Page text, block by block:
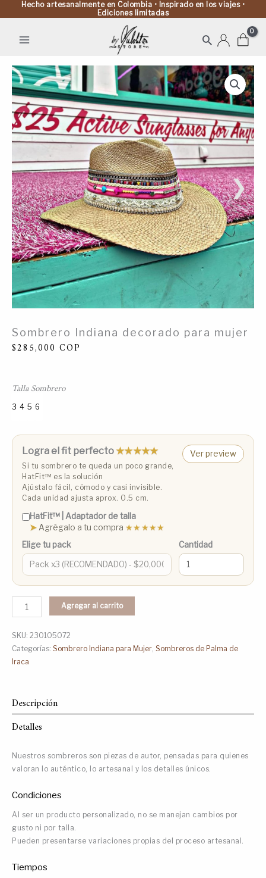
Hecho artesanalmente en Colombia • Inspirado en los viajes •
Ediciones limitadas
Buscar
❯
Sombrero Indiana decorado para mujer
$285,000 COP
Talla Sombrero
3 4 5 6
Logra el fit perfecto★★★★★
Si tu sombrero te queda un poco grande,
HatFit™️ es la solución
Ajústalo fácil, cómodo y casi invisible.
Cada unidad ajusta aprox. 0.5 cm.
Ver preview
HatFit™️ | Adaptador de talla
➤Agrégalo a tu compra ★★★★★
Elige tu pack
Cantidad
Sombrero
Indiana
decorado
para
mujer
cantidad
Agregar al carrito
SKU: 230105072
Categorías: Sombrero Indiana para Mujer, Sombreros de Palma de
Iraca
Descripción
Detalles
Nuestros sombreros son piezas de autor, pensadas para quienes
valoran lo auténtico, lo artesanal y los detalles únicos.
Condiciones
Al ser un producto personalizado, no se manejan cambios por
gusto ni por talla.
Pueden presentarse variaciones propias del proceso artesanal.
Tiempos